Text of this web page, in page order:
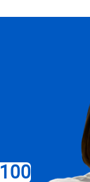
100 ميجابايت